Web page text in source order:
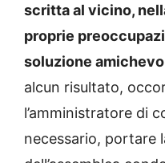
scritta al vicino,
proprie
soluzione
alcun risultato,
l’amministratore di
necessario, portare